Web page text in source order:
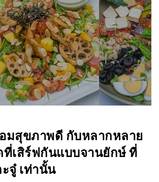
ม่
น
มสุขภาพดี กับหลากหลาย
ที่เสิร์ฟกันแบบจานยักษ์ ที่
จู๋ เท่านั้น